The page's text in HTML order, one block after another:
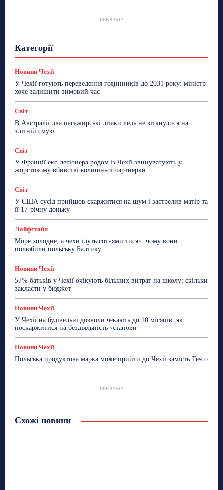
РЕКЛАМА
Категорії
Новини Чехії
Сад та город Світ
Спорт
ТехноМанія
Топ-новини Фоторепортаж
Новини Чехії
У Чехії готують переведення годинників до 2031 року: міністр
хоче залишити зимовий час
Світ
В Австралії два пасажирські літаки ледь не зіткнулися на
злітній смузі
Світ
У Франції екс-легіонера родом із Чехії звинувачують у
жорстокому вбивстві колишньої партнерки
Світ
У США сусід прийшов скаржитися на шум і застрелив матір та
її 17-річну доньку
Лайфстайл
Море холодне, а чехи їдуть сотнями тисяч: чому вони
полюбили польську Балтику
Новини Чехії
57% батьків у Чехії очікують більших витрат на школу: скільки
закласти у бюджет
Новини Чехії
У Чехії на будівельні дозволи чекають до 10 місяців: як
поскаржитися на бездіяльність установи
Новини Чехії
Польська продуктова марка може прийти до Чехії замість Tesco
РЕКЛАМА
Схожі новини